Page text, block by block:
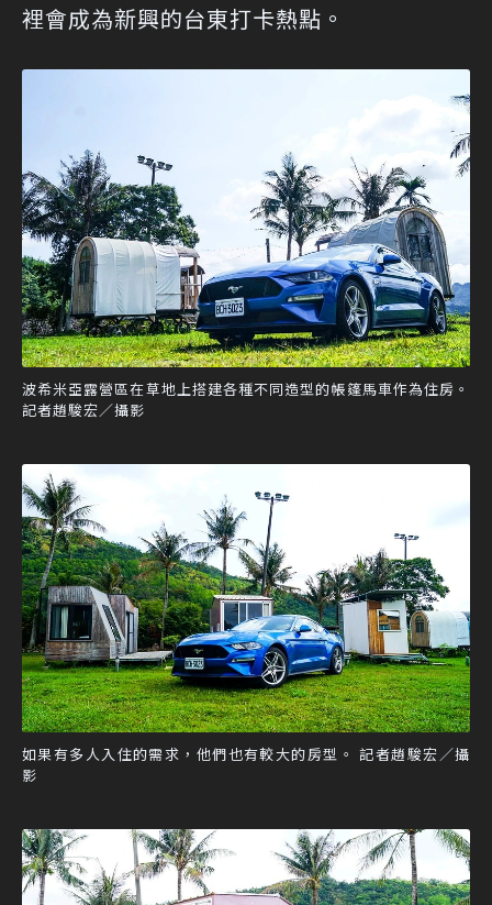
裡會成為新興的台東打卡熱點。
波希米亞露營區在草地上搭建各種不同造型的帳篷馬車作為住房。
記者趙駿宏／攝影
如果有多人入住的需求，他們也有較大的房型。 記者趙駿宏／攝
影